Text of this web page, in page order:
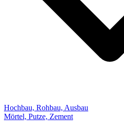
Hochbau, Rohbau, Ausbau
Mörtel, Putze, Zement